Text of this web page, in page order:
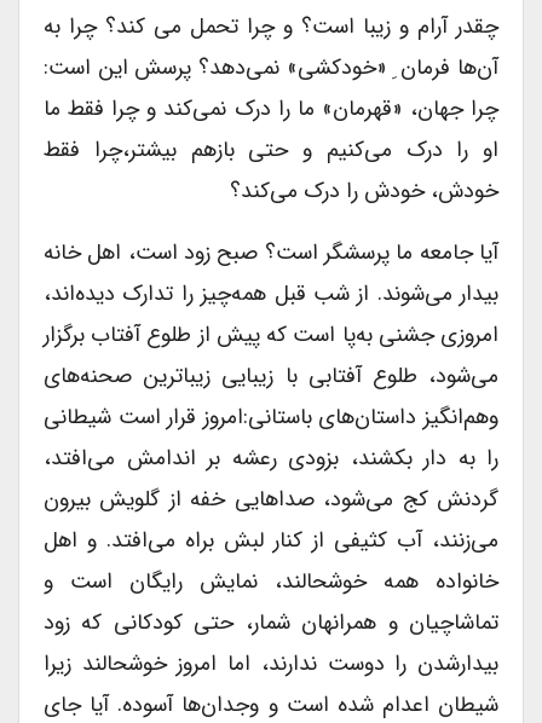
چقدر آرام و زیبا است؟ و چرا تحمل می کند؟ چرا به
آن‌ها فرمان ِ «خودکشی» نمی‌دهد؟ پرسش این است:
چرا جهان، «قهرمان» ما را درک نمی‌کند و چرا فقط ما
او را درک می‌کنیم و حتی بازهم بیشتر،چرا فقط
خودش، خودش را درک می‌کند؟
آیا جامعه ما پرسشگر است؟ صبح زود است، اهل خانه
بیدار می‌شوند. از شب قبل همه‌چیز را تدارک دیده‌اند،
امروزی جشنی به‌پا است که پیش از طلوع آفتاب برگزار
می‌شود، طلوع آفتابی با زیبایی زیباترین صحنه‌های
وهم‌انگیز داستان‌های باستانی:امروز قرار است شیطانی
را به دار بکشند، بزودی رعشه بر اندامش می‌افتد،
گردنش کج می‌شود، صدا‌هایی خفه از گلویش بیرون
می‌زنند، آب کثیفی از کنار لبش براه می‌افتد. و اهل
خانواده همه خوشحالند، نمایش رایگان است و
تماشاچیان و همرانهان ‌شمار، حتی کودکانی که زود
بیدار‌شدن را دوست ندارند، اما امروز خوشحالند زیرا
شیطان اعدام شده است و وجدان‌ها آسوده. آیا جای